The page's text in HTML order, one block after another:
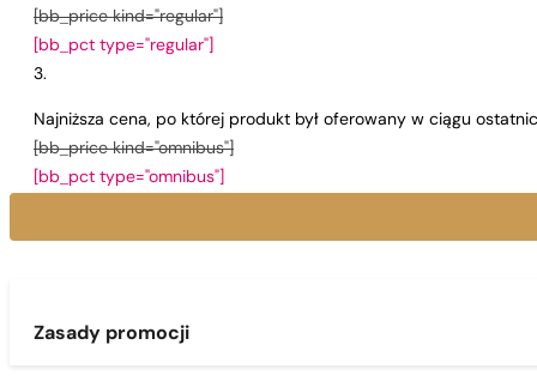
[bb_price kind="regular"]
[bb_pct type="regular"]
Najniższa cena, po której produkt był oferowany w ciągu
[bb_price kind="omnibus"]
[bb_pct type="omnibus"]
Zasady promocji